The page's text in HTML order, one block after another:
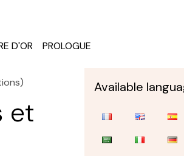
D'OR PROLOGUE
et
Available